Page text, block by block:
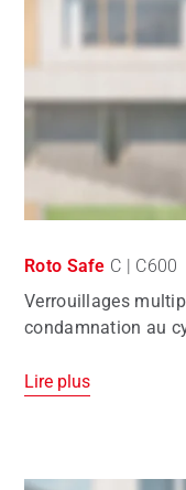
Roto Safe C | C600
Verrouillages
condamnation au
Lire plus